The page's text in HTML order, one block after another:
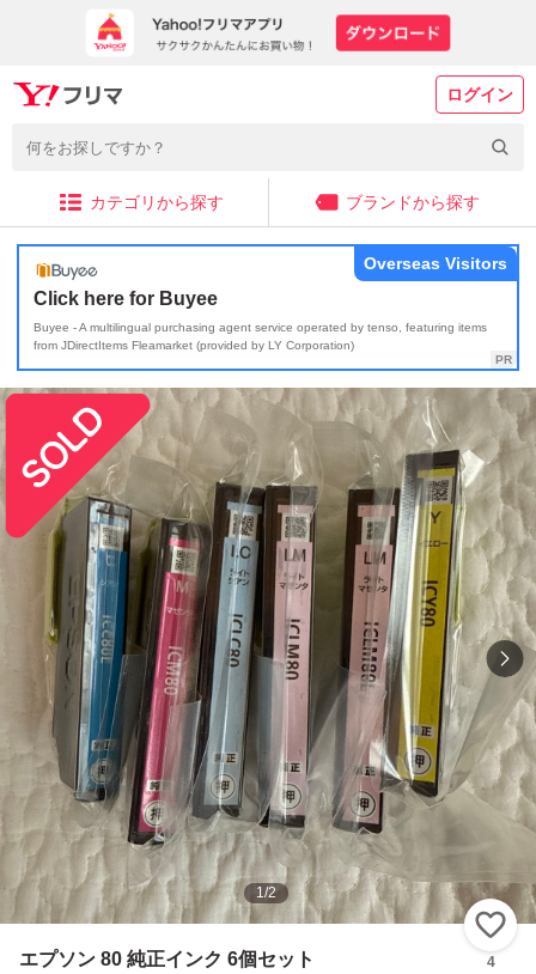
ログイン
カテゴリから探す ブランドから探す
Click here for Buyee
Buyee - A multilingual purchasing agent service operated by tenso, featuring items
from JDirectItems Fleamarket (provided by LY Corporation)
Overseas Visitors
1/2
エプソン 80 純正インク 6個セット 4